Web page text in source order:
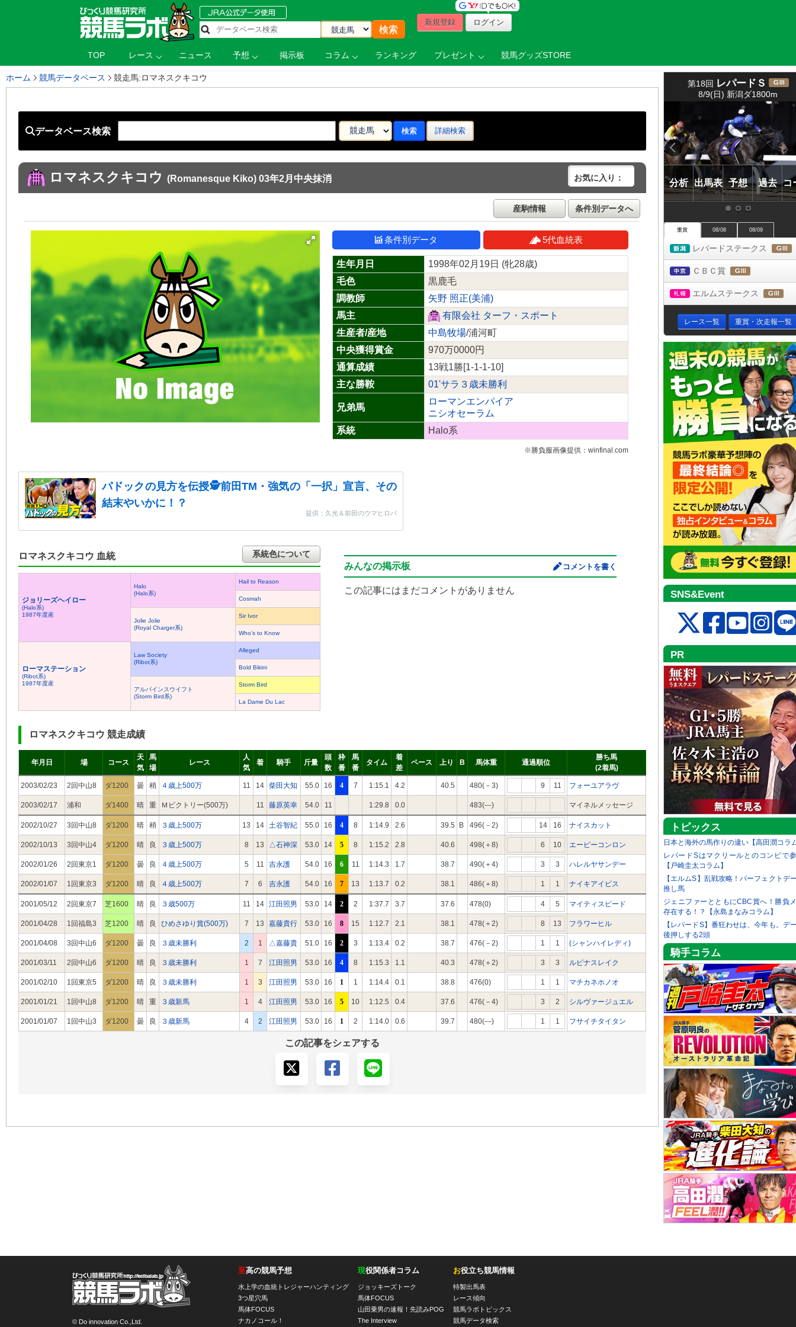
新規登録 ログイン
TOP レース ニュース 予想 掲示板 コラム ランキング プレゼント 競馬グッズSTORE
第18回 レパードＳ
(
ＧⅢ)
8/9(日) 新潟ダ1800m
分析 出馬表 予想 過去 コ
重賞 08/08 08/09
新潟
レパードステークス
中京
ＣＢＣ賞
札幌
エルムステークス
レース一覧 重賞・次走報一覧
SNS&Event
PR
トピックス
日本と海外の馬作りの違い【高田潤コラ
レパードSはマクリールとのコンビで
【戸崎圭太コラム】
【エルムS】乱戦攻略！パーフェクトデ
推し馬
ジェニファーとともにCBC賞へ！勝負
存在する！？【永島まなみコラム】
【レパードS】番狂わせは、今年も。デ
後押しする2頭
騎手コラム
ホーム 競馬データベース 競走馬:ロマネスクキコウ
データベース検索 詳細検索
ロマネスクキコウ (Romanesque Kiko) 03年2月中央抹消 お気に入り：
産駒情報 条件別データへ
条件別データ 5代血統表
生年月日
1998年02月19日 (牝28歳)
毛色
黒鹿毛
調教師
矢野 照正(美浦)
馬主
有限会社 ターフ・スポート
生産者/産地
中島牧場/浦河町
中央獲得賞金
970万0000円
通算成績
13戦1勝[1-1-1-10]
主な勝鞍
01'サラ３歳未勝利
兄弟馬
ローマンエンパイア
ニシオセーラム
系統
Halo系
※勝負服画像提供：winfinal.com
パドックの見方を伝授🕵前田TM・強気の「一択」宣言、その
結末やいかに！？
提供：久光＆前田のウマヒロバ
ロマネスクキコウ 血統 系統色について
ジョリーズヘイロー
(Halo系)
1987年度産
Halo
(Halo系)
Hail to Reason
Cosmah
Jolie Jolie
(Royal Charger系)
Sir Ivor
Who’s to Know
ローマステーション
(Ribot系)
1987年度産
Law Society
(Ribot系)
Alleged
Bold Bikini
アルパインスウイフト
(Storm Bird系)
Storm Bird
La Dame Du Lac
コメントを書く
みんなの掲示板
この記事にはまだコメントがありません
ロマネスクキコウ 競走成績
年月日 場 コース
天
気
馬
場
レース
人
気
着 騎手 斤量
頭
数
枠
番
馬
番
タイム
着
差
ペース 上り B 馬体重 通過順位
勝ち馬
(2着馬)
2003/02/23 2回中山8 ダ1200 曇 稍 ４歳上500万 11 14 柴田大知 55.0 16 4 7 1:15.1 4.2 40.5 480(－3) 9 11 フォーユアラヴ
2003/02/17 浦和 ダ1400 晴 重 Ｍビクトリー(500万) 11 藤原英幸 54.0 11 1:29.8 0.0 483(---) マイネルメッセージ
2002/10/27 3回中山8 ダ1200 晴 稍 ３歳上500万 13 14 土谷智紀 55.0 16 4 8 1:14.9 2.6 39.5 B 496(－2) 14 16 ナイスカット
2002/10/13 3回中山4 ダ1200 晴 良 ３歳上500万 8 13 △石神深 53.0 14 5 8 1:15.2 2.8 40.6 498(＋8) 6 10 エーピーコンロン
2002/01/26 2回東京1 ダ1200 曇 良 ４歳上500万 5 11 吉永護 54.0 16 6 11 1:14.3 1.7 38.7 490(＋4) 3 3 ハレルヤサンデー
2002/01/07 1回東京3 ダ1200 晴 良 ４歳上500万 7 6 吉永護 54.0 16 7 13 1:13.7 0.2 38.1 486(＋8) 1 1 ナイキアイビス
2001/05/12 2回東京7 芝1600 晴 良 ３歳500万 11 14 江田照男 53.0 14 2 2 1:37.7 3.7 37.6 478(0) 4 5 マイティスピード
2001/04/28 1回福島3 芝1200 晴 良 ひめさゆり賞(500万) 7 13 嘉藤貴行 53.0 16 8 15 1:12.7 2.1 38.1 478(＋2) 8 13 フラワーヒル
2001/04/08 3回中山6 ダ1200 曇 良 ３歳未勝利 2 1 △嘉藤貴 51.0 16 2 3 1:13.4 0.2 38.7 476(－2) 1 1 (シャンハイレディ)
2001/03/11 2回中山6 ダ1200 晴 良 ３歳未勝利 1 7 江田照男 53.0 16 4 8 1:15.3 1.1 40.3 478(＋2) 3 3 ルピナスレイク
2001/02/10 1回東京5 ダ1200 晴 良 ３歳未勝利 1 3 江田照男 53.0 16 1 1 1:14.4 0.1 38.8 476(0) 1 1 マチカネホノオ
2001/01/21 1回中山8 ダ1200 晴 重 ３歳新馬 1 4 江田照男 53.0 16 5 10 1:12.5 0.4 37.6 476(－4) 3 2 シルヴァージュエル
2001/01/07 1回中山3 ダ1200 曇 良 ３歳新馬 4 2 江田照男 53.0 16 1 2 1:14.0 0.6 39.7 480(---) 1 1 フサイチタイタン
この記事をシェアする
© Do innovation Co.,Ltd.
至高の競馬予想
水上学の血統トレジャーハンティング
3つ星穴馬
馬体FOCUS
ナカノコール！
現役関係者コラム
ジョッキーズトーク
馬体FOCUS
山田乗男の速報！先読みPOG
The Interview
お役立ち競馬情報
特製出馬表
レース傾向
競馬ラボトピックス
競馬データ検索